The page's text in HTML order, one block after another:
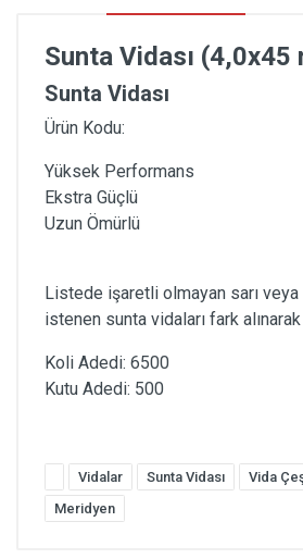
Sunta Vidası (4,0x45
Sunta Vidası
Ürün Kodu:
Yüksek Performans
Ekstra Güçlü
Uzun Ömürlü
Listede işaretli olmayan sarı veya
istenen sunta vidaları fark alınarak
Koli Adedi: 6500
Kutu Adedi: 500
Vidalar Sunta Vidası Vida
Meridyen